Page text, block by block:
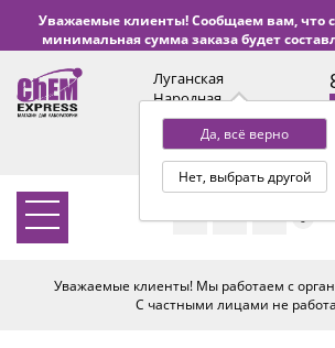
Уважаемые клиенты! Сообщаем вам, что
минимальная сумма заказа будет
Луганская
Народная
Республика
Да, всё верно
Нет, выбрать другой
с 9:00 до 18:00 по Уфе
(+2 МСК)
0
Уважаемые клиенты! Мы работаем с
С частными лицами не